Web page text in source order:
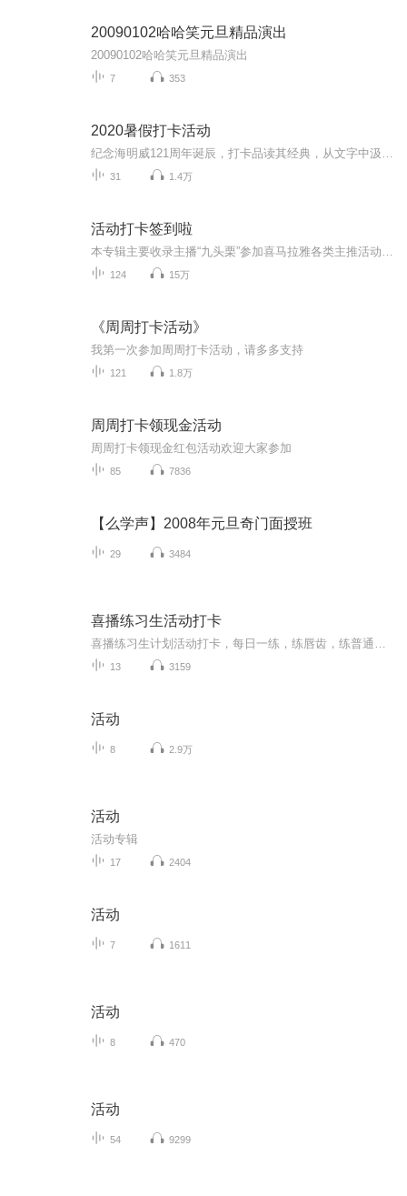
20090102哈哈笑元旦精品演出
20090102哈哈笑元旦精品演出
7 353
2020暑假打卡活动
31 1.4万
活动打卡签到啦
124 15万
《周周打卡活动》
我第一次参加周周打卡活动，请多多支持
121 1.8万
周周打卡领现金活动
周周打卡领现金红包活动欢迎大家参加
85 7836
【么学声】2008年元旦奇门面授班
29 3484
喜播练习生活动打卡
13 3159
活动
8 2.9万
活动
活动专辑
17 2404
活动
7 1611
活动
8 470
活动
54 9299